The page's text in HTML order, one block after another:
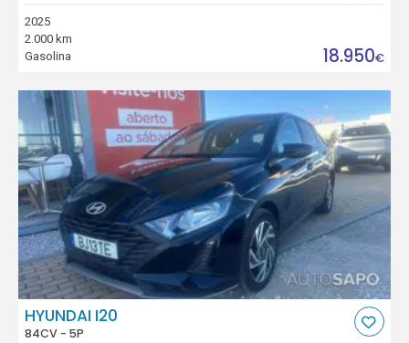
2025
2.000 km
Gasolina
18.950€
HYUNDAI I20
84CV - 5P